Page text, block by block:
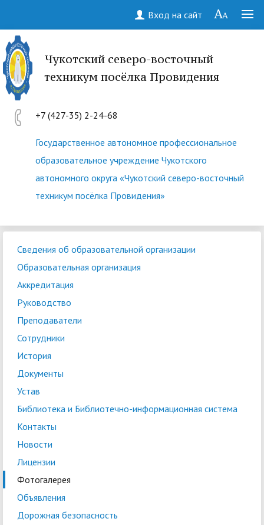
Вход на сайт
Чукотский северо-восточный
техникум посёлка Провидения
+7 (427-35) 2-24-68
Государственное автономное профессиональное
образовательное учреждение Чукотского
автономного округа «Чукотский северо-восточный
техникум посёлка Провидения»
Сведения об образовательной организации
Образовательная организация
Аккредитация
Руководство
Преподаватели
Сотрудники
История
Документы
Устав
Библиотека и Библиотечно-информационная система
Контакты
Новости
Лицензии
Фотогалерея
Объявления
Дорожная безопасность